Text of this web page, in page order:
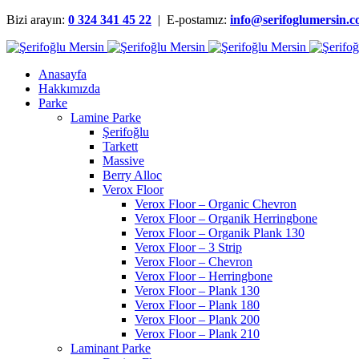
Bizi arayın: 0 324 341 45 22 | E-postamız:
Anasayfa
Hakkımızda
Parke
Lamine Parke
Şerifoğlu
Tarkett
Massive
Berry Alloc
Verox Floor
Verox Floor – Organic Chevron
Verox Floor – Organik Herringbone
Verox Floor – Organik Plank 130
Verox Floor – 3 Strip
Verox Floor – Chevron
Verox Floor – Herringbone
Verox Floor – Plank 130
Verox Floor – Plank 180
Verox Floor – Plank 200
Verox Floor – Plank 210
Laminant Parke